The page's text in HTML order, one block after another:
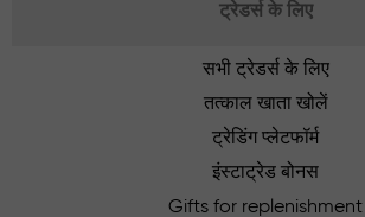
ट्रेडर्स के लिए
सभी ट्रेडर्स के लिए
तत्काल खाता खोलें
ट्रेडिंग प्लेटफॉर्म
इंस्टाट्रेड बोनस
Gifts for replenishment